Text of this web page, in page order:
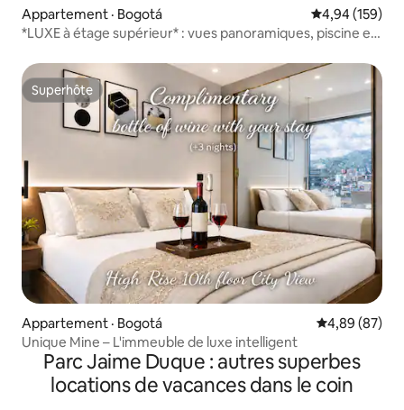
Appartement · Bogotá Note
4,94 (159)
*LUXE à étage supérieur* : vues panoramiques, piscine et
Superhôte
Superhôte
Appartement · Bogotá Note
4,89 (87)
Unique Mine – L'immeuble de luxe intelligent
Parc Jaime Duque : autres superbes
locations de vacances dans le coin